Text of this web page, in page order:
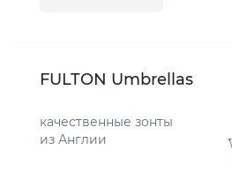
FULTON Umbrellas
качественные зонты
из Англии